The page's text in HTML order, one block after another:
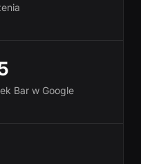
Bar w Google